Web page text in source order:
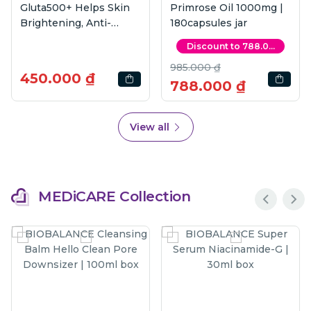
Anti-aging Supports |
7tubes box
724.500 ₫
Anti-aging Supports |
28tubes box
Get 10% off
2.750.000 ₫
2.475.000 ₫
View all
MEDiCARE Collection